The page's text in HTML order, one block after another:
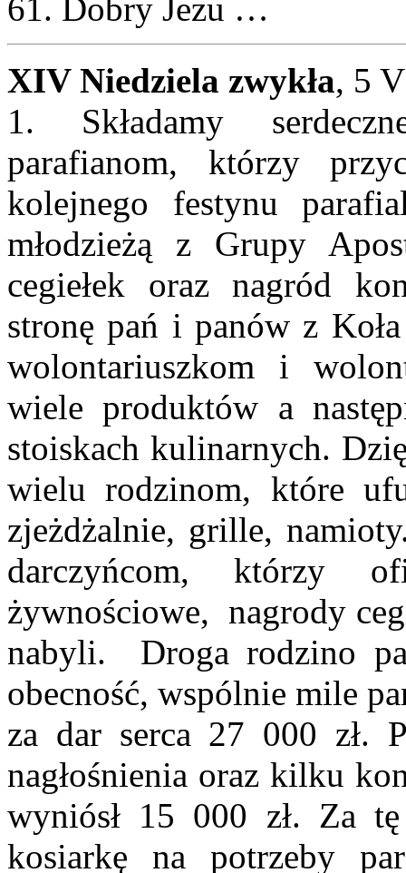
61. Dobry Jezu …
XIV Niedziela zwykła, 5
1. Składamy
parafianom, którzy
kolejnego festynu
młodzieżą z Grupy
cegiełek oraz nagród
stronę pań i panów z
wolontariuszkom i
wiele produktów a
stoiskach kulinarnych.
wielu rodzinom, które
zjeżdżalnie, grille,
darczyńcom, którzy
żywnościowe, nagrody
nabyli. Droga rodzino
obecność, wspólnie mile
za dar serca 27 000 zł.
nagłośnienia oraz kilku
wyniósł 15 000 zł. Za
kosiarkę na potrzeby